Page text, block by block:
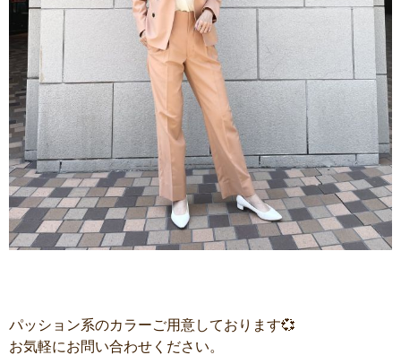
パッション系のカラーご用意しております💞
お気軽にお問い合わせください。